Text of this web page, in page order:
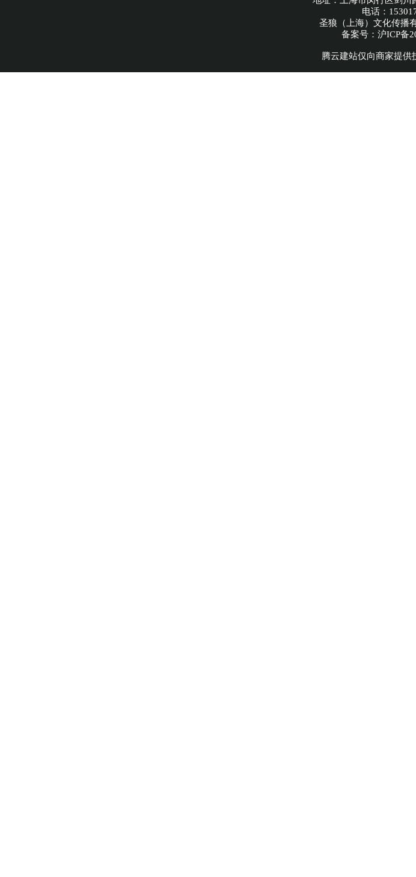
电话：
圣狼（上海）文化传播
备案号： 沪ICP备
腾云建站仅向商家提供